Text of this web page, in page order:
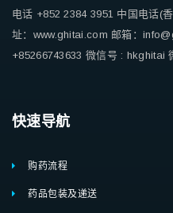
电话 +852 2384 3951 中国电话(
址：www.ghitai.com 邮箱：
+85266743633 微信号 : hkghitai
快速导航
购药流程
药品包装及递送